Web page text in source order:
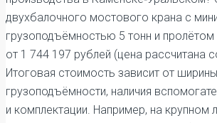
двухбалочного мостового крана с
грузоподъёмностью 5 тонн и пролётом
от 1 744 197 рублей (цена рассчитана
Итоговая стоимость зависит от
грузоподъёмности, наличия
и комплектации. Например, на крупном